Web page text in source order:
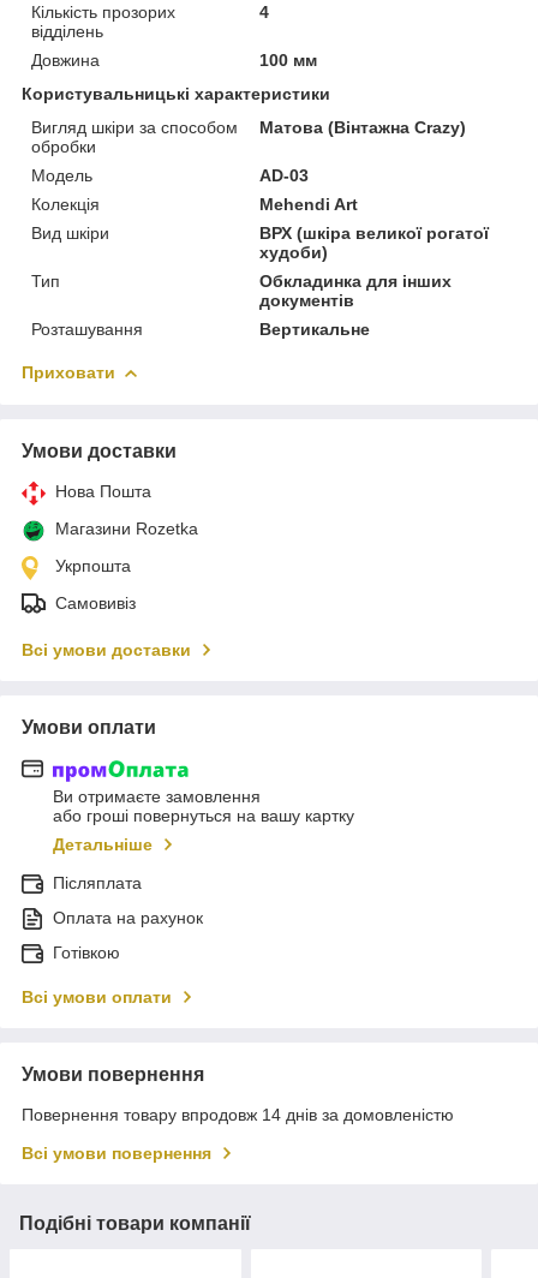
Кількість прозорих
відділень
4
Довжина
100 мм
Користувальницькі характеристики
Вигляд шкіри за способом
обробки
Матова (Вінтажна Crazy)
Модель
AD-03
Колекція
Mehendi Art
Вид шкіри
ВРХ (шкіра великої рогатої
худоби)
Тип
Обкладинка для інших
документів
Розташування
Вертикальне
Приховати
Умови доставки
Нова Пошта
Магазини Rozetka
Укрпошта
Самовивіз
Всі умови доставки
Умови оплати
Ви отримаєте замовлення
або гроші повернуться на вашу картку
Детальніше
Післяплата
Оплата на рахунок
Готівкою
Всі умови оплати
Умови повернення
Повернення товару впродовж 14 днів за домовленістю
Всі умови повернення
Подібні товари компанії